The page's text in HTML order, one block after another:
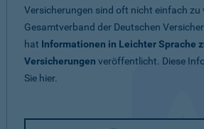
Versicherungen sind oft nicht einfach zu
Gesamtverband der Deutschen
hat Informationen in Leichter Sprache
Versicherungen veröffentlicht. Diese
Sie hier.